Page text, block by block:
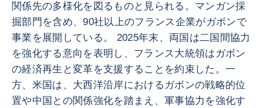
関係先の多様化を図るものと見られる。マンガン採
掘部門を含め、90社以上のフランス企業がガボンで
事業を展開している。 2025年末、両国は二国間協力
を強化する意向を表明し、フランス大統領はガボン
の経済再生と変革を支援することを約束した。一
方、米国は、大西洋沿岸におけるガボンの戦略的位
置や中国との関係強化を踏まえ、軍事協力を強化す